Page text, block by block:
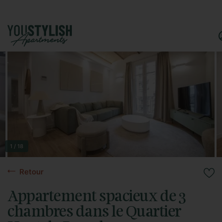
Retour
Appartement spacieux de 3
chambres dans le Quartier
1 / 18